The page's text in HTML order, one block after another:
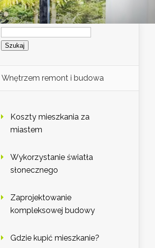
Szukaj:
Wnętrzem remont i budowa
Koszty mieszkania za
miastem
Wykorzystanie światła
słonecznego
Zaprojektowanie
kompleksowej budowy
Gdzie kupić mieszkanie?